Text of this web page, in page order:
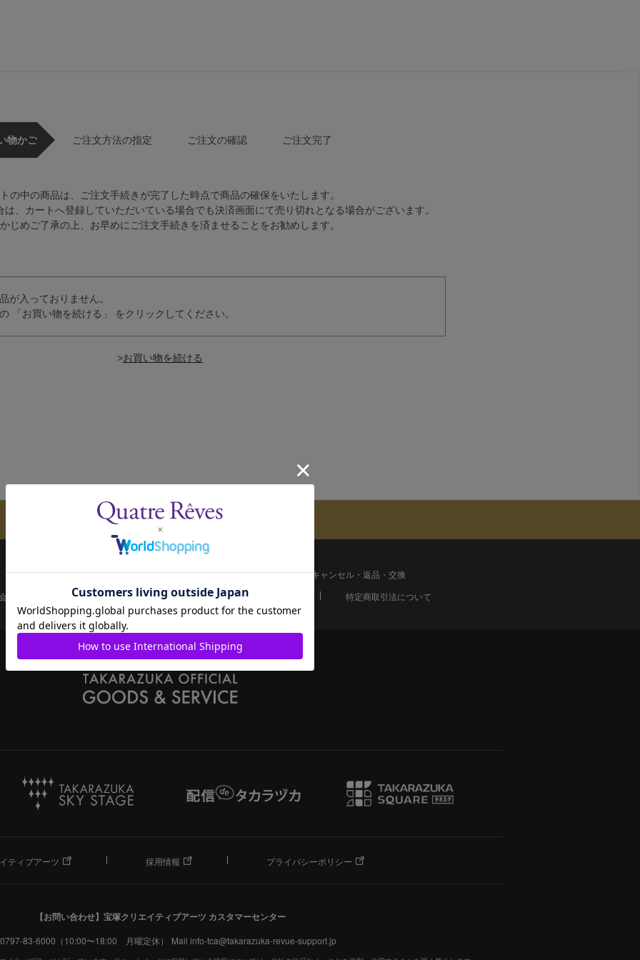
物かご ご注文方法の指定 ご注文の確認 ご注文完了
の中の商品は、ご注文手続きが完了した時点で商品の確保をいたします。
、カートへ登録していただいている場合でも決済画面にて売り切れとなる場合がございます。
じめご了承の上、お早めにご注文手続きを済ませることをお勧めします。
が入っておりません。
「お買い物を続ける」 をクリックしてください。
>
メールマガジンのご案内
配送について お支払い方法 決済について
キャンセル・返品・交換
員ページ 宝塚歌劇共通ID新規会員登録 特定商取引法について
ティブアーツ 採用情報 プライバシーポリシー
【お問い合わせ】 宝塚クリエイティブアーツ カスタマーセンター
83-6000（10:00〜18:00 月曜定休） Mail info-tca@takarazuka-revue-support.jp